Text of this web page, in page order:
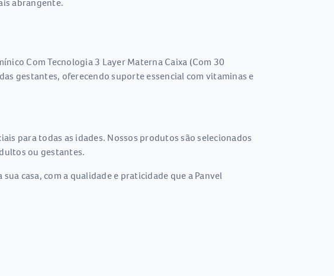
abrangente.
Com Tecnologia 3 Layer Materna Caixa (Com 30
gestantes, oferecendo suporte essencial com vitaminas e
para todas as idades. Nossos produtos são selecionados
ou gestantes.
casa, com a qualidade e praticidade que a Panvel